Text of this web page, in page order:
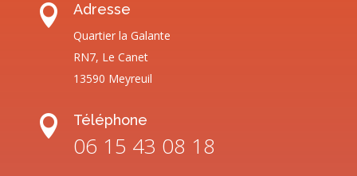
 Adresse
Quartier la Galante
RN7, Le Canet
13590 Meyreuil
 Téléphone
06 15 43 08 18